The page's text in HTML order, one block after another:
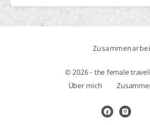
© 2026 - the female
Über mich